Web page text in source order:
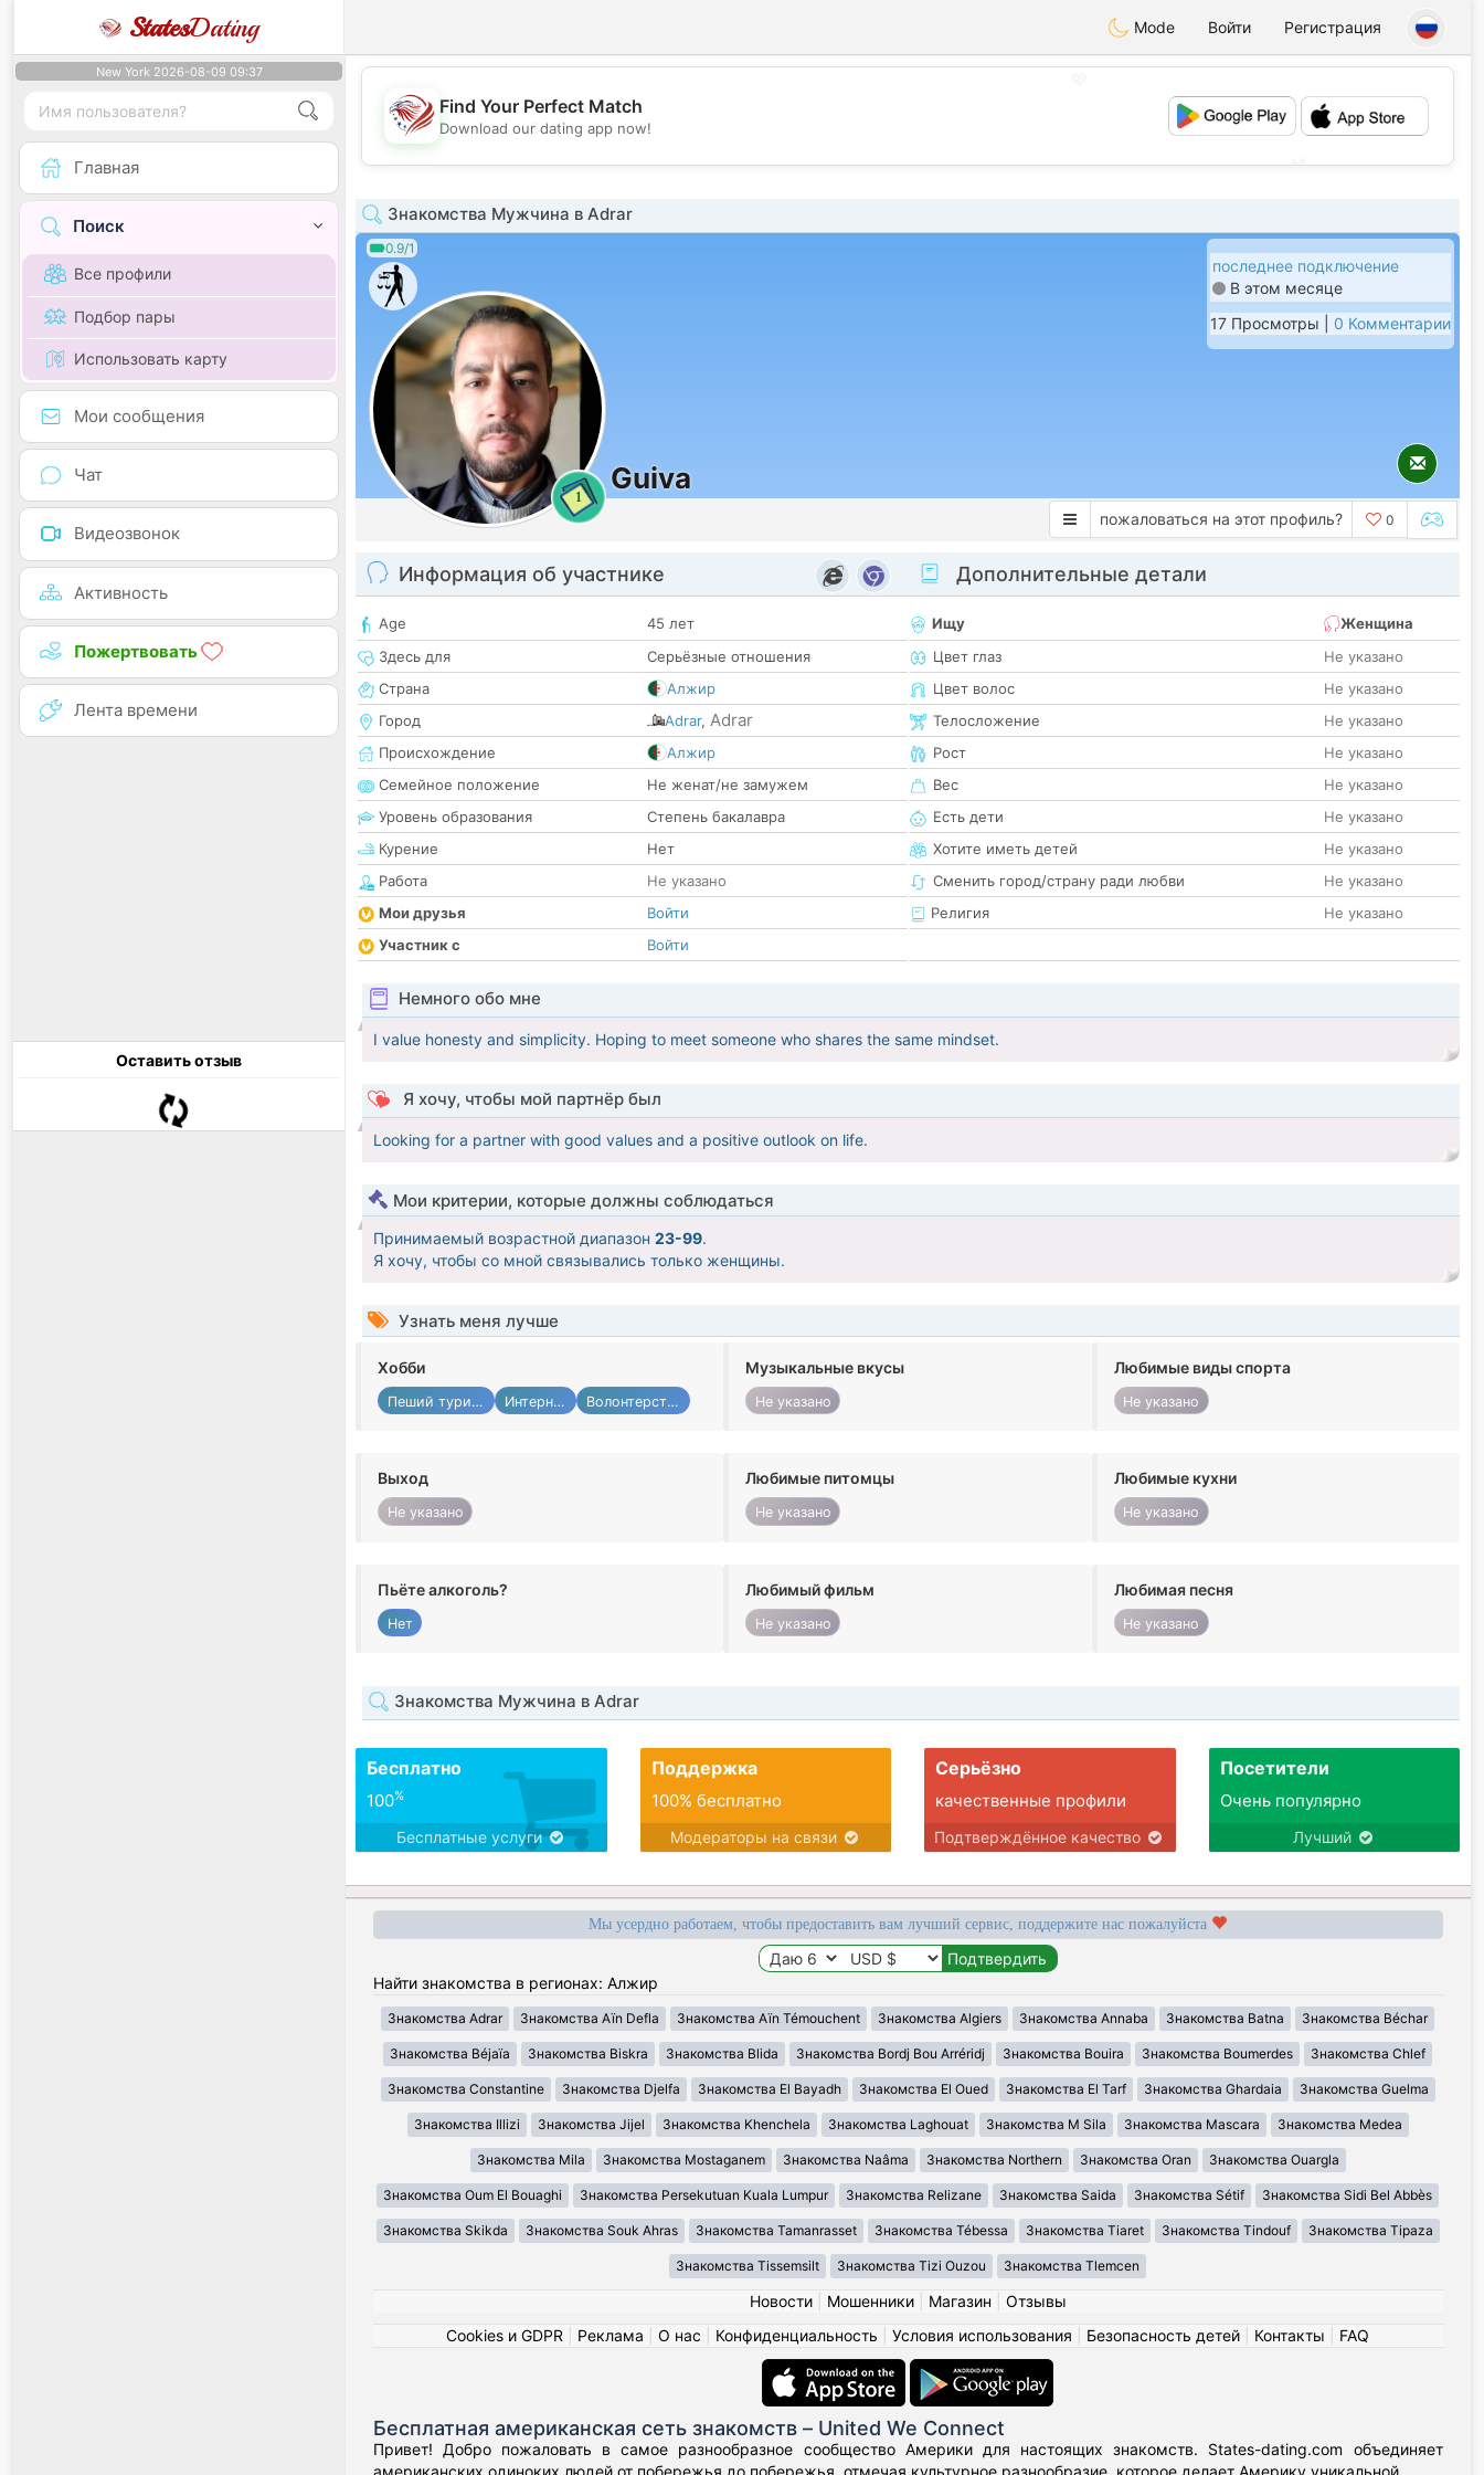
StatesDating Mode Войти Регистрация
New York 2026-08-09 09:37
Главная
Поиск
Все профили
Подбор пары
Использовать карту
Мои сообщения
Чат
Видеозвонок
Активность
Пожертвовать
Лента времени
Оставить отзыв
💕
Find Your Perfect Match
Download our dating app now!
Знакомства Мужчина в Adrar
0.9/1
1
Guiva
последнее подключение
В этом месяце
17 Просмотры | 0 Комментарии
пожаловаться на этот профиль? 0
Информация об участнике
Age
45 лет
Здесь для
Серьёзные отношения
Страна
Алжир
Город
Adrar, Adrar
Происхождение
Алжир
Семейное положение
Не женат/не замужем
Уровень образования
Степень бакалавра
Курение
Нет
Работа
Не указано
Мои друзья
Войти
Участник с
Войти
Дополнительные детали
Ищу
Женщина
Цвет глаз
Не указано
Цвет волос
Не указано
Телосложение
Не указано
Рост
Не указано
Вес
Не указано
Есть дети
Не указано
Хотите иметь детей
Не указано
Сменить город/страну ради любви
Не указано
Религия
Не указано
Немного обо мне
I value honesty and simplicity. Hoping to meet someone who shares the same mindset.
Я хочу, чтобы мой партнёр был
Looking for a partner with good values and a positive outlook on life.
Мои критерии, которые должны соблюдаться
Принимаемый возрастной диапазон 23-99.
Я хочу, чтобы со мной связывались только женщины.
Узнать меня лучше
Хобби
Пеший туризм Интернет Волонтерство
Музыкальные вкусы
Не указано
Любимые виды спорта
Не указано
Выход
Не указано
Любимые питомцы
Не указано
Любимые кухни
Не указано
Пьёте алкоголь?
Нет
Любимый фильм
Не указано
Любимая песня
Не указано
Знакомства Мужчина в Adrar
Бесплатно
100%
Бесплатные услуги
Поддержка
100% бесплатно
Модераторы на связи
Серьёзно
качественные профили
Подтверждённое качество
Посетители
Очень популярно
Лучший
Мы усердно работаем, чтобы предоставить вам лучший сервис, поддержите нас пожалуйста
Найти знакомства в регионах: Алжир
Знакомства Adrar Знакомства Aïn Defla Знакомства Aïn Témouchent Знакомства Algiers Знакомства Annaba Знакомства Batna Знакомства Béchar
Знакомства Béjaïa Знакомства Biskra Знакомства Blida Знакомства Bordj Bou Arréridj Знакомства Bouira Знакомства Boumerdes Знакомства Chlef
Знакомства Constantine Знакомства Djelfa Знакомства El Bayadh Знакомства El Oued Знакомства El Tarf Знакомства Ghardaia Знакомства Guelma
Знакомства Illizi Знакомства Jijel Знакомства Khenchela Знакомства Laghouat Знакомства M Sila Знакомства Mascara Знакомства Medea
Знакомства Mila Знакомства Mostaganem Знакомства Naâma Знакомства Northern Знакомства Oran Знакомства Ouargla
Знакомства Oum El Bouaghi Знакомства Persekutuan Kuala Lumpur Знакомства Relizane Знакомства Saida Знакомства Sétif Знакомства Sidi Bel Abbès
Знакомства Skikda Знакомства Souk Ahras Знакомства Tamanrasset Знакомства Tébessa Знакомства Tiaret Знакомства Tindouf Знакомства Tipaza
Знакомства Tissemsilt Знакомства Tizi Ouzou Знакомства Tlemcen
Новости| Мошенники| Магазин
Отзывы
Cookies и GDPR
Реклама О нас Конфиденциальность Условия использования Безопасность детей Контакты FAQ
Бесплатная американская сеть знакомств – United We Connect
Привет! Добро пожаловать в самое разнообразное сообщество Америки для настоящих знакомств. States-dating.com объединяет
американских одиноких людей от побережья до побережья, отмечая культурное разнообразие, которое делает Америку уникальной.